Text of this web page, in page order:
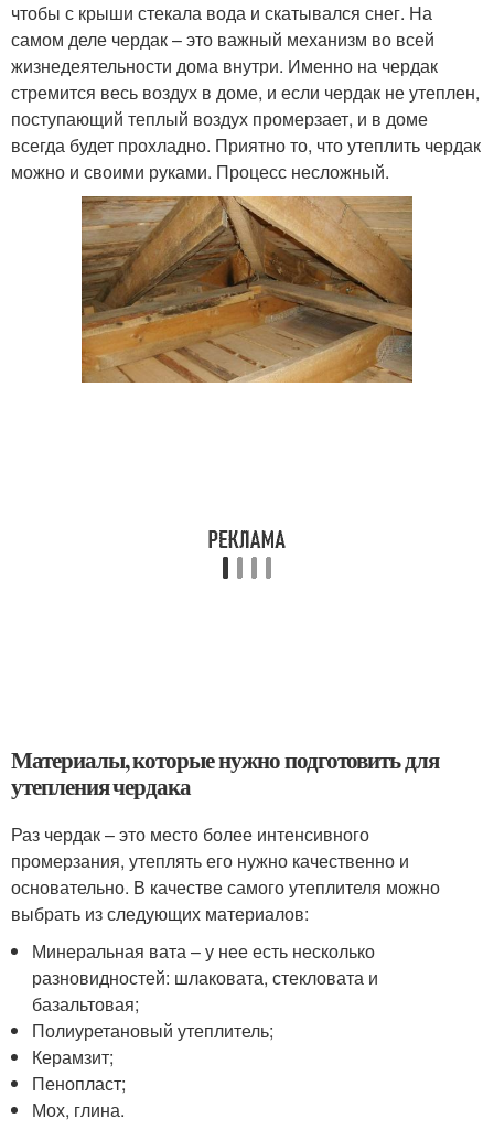
чтобы с крыши стекала вода и скатывался снег. На
самом деле чердак – это важный механизм во всей
жизнедеятельности дома внутри. Именно на чердак
стремится весь воздух в доме, и если чердак не утеплен,
поступающий теплый воздух промерзает, и в доме
всегда будет прохладно. Приятно то, что утеплить чердак
можно и своими руками. Процесс несложный.
Материалы, которые нужно подготовить для
утепления чердака
Раз чердак – это место более интенсивного
промерзания, утеплять его нужно качественно и
основательно. В качестве самого утеплителя можно
выбрать из следующих материалов:
Минеральная вата – у нее есть несколько
разновидностей: шлаковата, стекловата и
базальтовая;
Полиуретановый утеплитель;
Керамзит;
Пенопласт;
Мох, глина.